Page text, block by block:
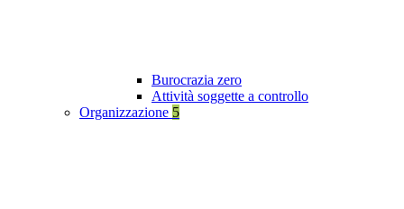
Burocrazia zero
Attività soggette a controllo
Organizzazione 5